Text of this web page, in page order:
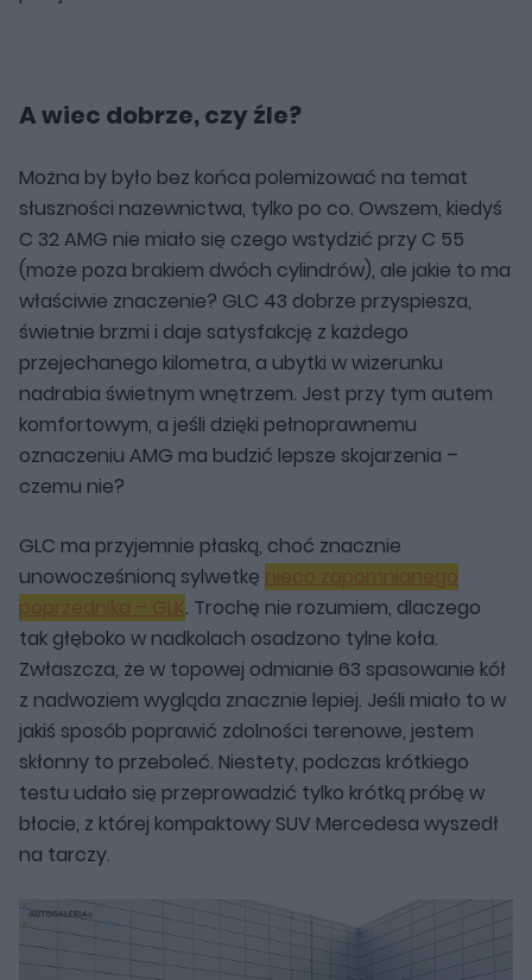
A wiec dobrze, czy źle?
Można by było bez końca polemizować na temat
słuszności nazewnictwa, tylko po co. Owszem, kiedyś
C 32 AMG nie miało się czego wstydzić przy C 55
(może poza brakiem dwóch cylindrów), ale jakie to ma
właściwie znaczenie? GLC 43 dobrze przyspiesza,
świetnie brzmi i daje satysfakcję z każdego
przejechanego kilometra, a ubytki w wizerunku
nadrabia świetnym wnętrzem. Jest przy tym autem
komfortowym, a jeśli dzięki pełnoprawnemu
oznaczeniu AMG ma budzić lepsze skojarzenia –
czemu nie?
GLC ma przyjemnie płaską, choć znacznie
unowocześnioną sylwetkę nieco zapomnianego
poprzednika – GLK. Trochę nie rozumiem, dlaczego
tak głęboko w nadkolach osadzono tylne koła.
Zwłaszcza, że w topowej odmianie 63 spasowanie kół
z nadwoziem wygląda znacznie lepiej. Jeśli miało to w
jakiś sposób poprawić zdolności terenowe, jestem
skłonny to przeboleć. Niestety, podczas krótkiego
testu udało się przeprowadzić tylko krótką próbę w
błocie, z której kompaktowy SUV Mercedesa wyszedł
na tarczy.